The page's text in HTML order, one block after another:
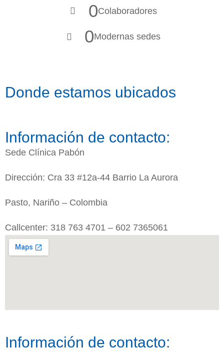
0Colaboradores
0Modernas sedes
Donde estamos ubicados
Información de contacto:
Sede Clínica Pabón
Dirección: Cra 33 #12a-44 Barrio La Aurora
Pasto, Nariño – Colombia
Callcenter: 318 763 4701 – 602 7365061
Información de contacto: